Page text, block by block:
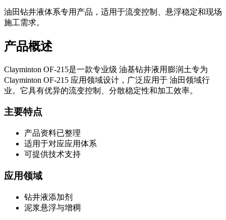
油田钻井液体系专用产品，适用于流变控制、悬浮稳定和现场
施工需求。
产品概述
Clayminton OF-215是一款专业级 油基钻井液用膨润土专为
Clayminton OF-215 应用领域设计，广泛应用于 油田领域行
业。它具有优异的流变控制、分散稳定性和加工效率。
主要特点
产品资料已整理
适用于对应应用体系
可提供技术支持
应用领域
钻井液添加剂
泥浆悬浮与增稠